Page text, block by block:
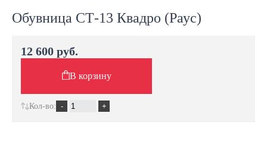
Обувница СТ-13 Квадро (Раус)
12 600 руб.
В корзину
Кол-во: